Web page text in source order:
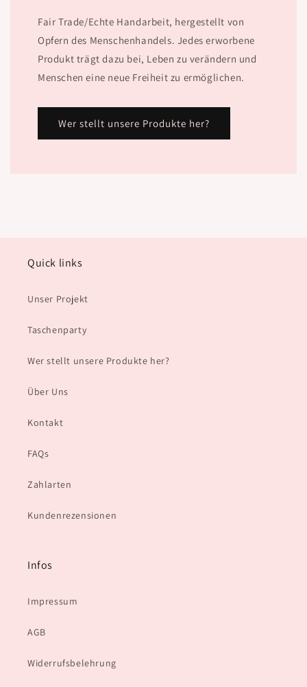
Fair Trade/Echte Handarbeit, hergestellt von
Opfern des Menschenhandels. Jedes erworbene
Produkt trägt dazu bei, Leben zu verändern und
Menschen eine neue Freiheit zu ermöglichen.
Wer stellt unsere Produkte her?
Quick links
Unser Projekt
Taschenparty
Wer stellt unsere Produkte her?
Über Uns
Kontakt
FAQs
Zahlarten
Kundenrezensionen
Infos
Impressum
AGB
Widerrufsbelehrung